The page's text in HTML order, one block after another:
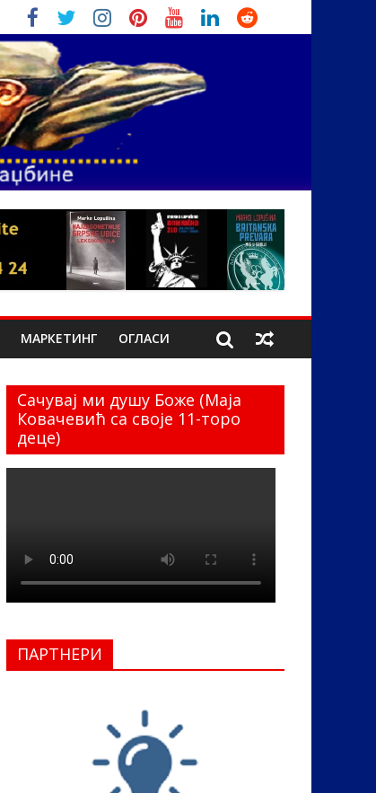
МАРКЕТИНГ ОГЛАСИ
Сачувај ми душу Боже (Маја
Ковачевић са своје 11-торо
деце)
ПАРТНЕРИ